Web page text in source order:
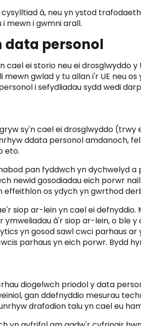
â, neu yn ystod
mewn i gwmni arall.
data personol
ei storio neu ei drosglwyddo
gwlad y tu allan i'r UE neu
i sefydliadau sydd wedi
sy'n cael ei drosglwyddo
ddata personol amdanoch,
eto.
pan fyddwch yn dychwelyd
newid gosodiadau eich porwr
effeithlon os ydych yn gwrthod
siop ar-lein yn cael ei
â'r siop ar-lein, o ble
yn gosod sawl cwci parhaus
parhaus yn eich porwr. Bydd
diogelwch priodol y data
gan ddefnyddio mesurau
drafodion talu yn cael eu